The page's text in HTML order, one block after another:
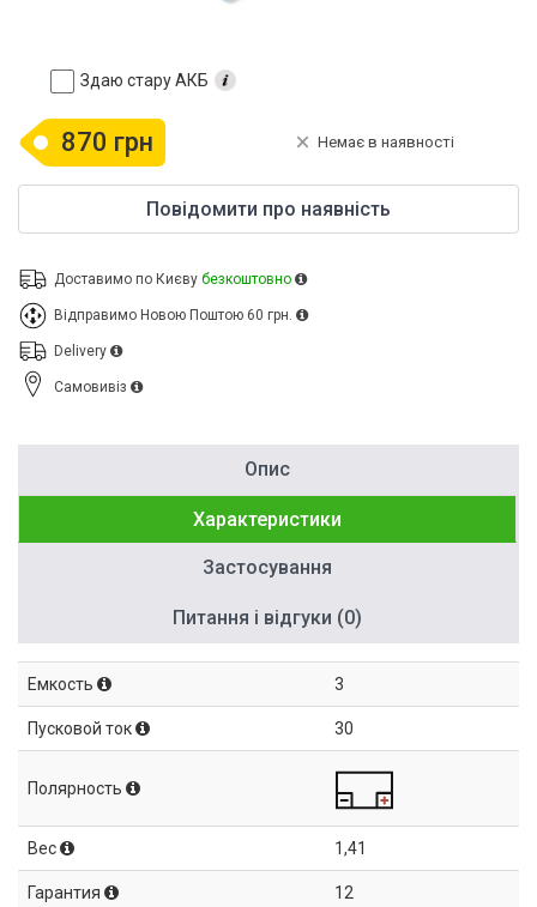
Здаю стару АКБ
870 грн Немає в наявності
Повідомити про наявність
Доставимо по Києву безкоштовно
Відправимо Новою Поштою 60 грн.
Delivery
Cамовивіз
Опис
Характеристики
Застосування
Питання і відгуки (0)
Емкость 3
Пусковой ток 30
Полярность
Вес 1,41
Гарантия 12